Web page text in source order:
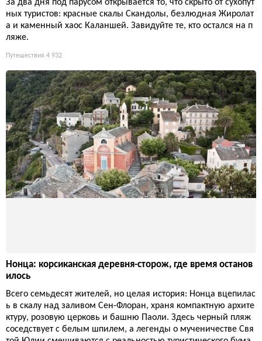
За два дня под парусом открывается то, что скрыто от сухопут
ных туристов: красные скалы Скандолы, безлюдная Жиролат
а и каменный хаос Каланшей. Завидуйте те, кто остался на п
ляже.
Путешествия 4 932
Нонца: корсиканская деревня-сторож, где время останов
илось
Всего семьдесят жителей, но целая история: Нонца вцепилас
ь в скалу над заливом Сен-Флоран, храня компактную архите
ктуру, розовую церковь и башню Паоли. Здесь черный пляж
соседствует с белым шпилем, а легенды о мученичестве Свя